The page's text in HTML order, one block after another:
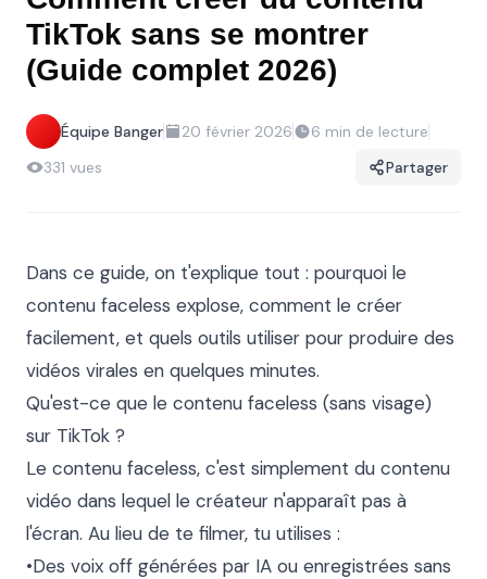
TikTok sans se montrer
(Guide complet 2026)
Équipe Banger 20 février 2026 6 min de lecture
331 vues Partager
Dans ce guide, on t'explique tout : pourquoi le
contenu faceless explose, comment le créer
facilement, et quels outils utiliser pour produire des
vidéos virales en quelques minutes.
Qu'est-ce que le contenu faceless (sans visage)
sur TikTok ?
Le contenu faceless, c'est simplement du contenu
vidéo dans lequel le créateur n'apparaît pas à
l'écran. Au lieu de te filmer, tu utilises :
•Des voix off générées par IA ou enregistrées sans